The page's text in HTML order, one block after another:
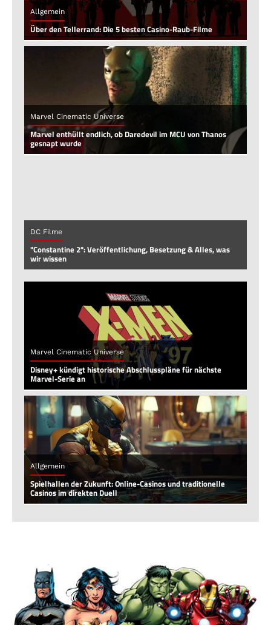
Allgemein
Über den Tellerrand: Die 5 besten Casino-Raub-Filme
Marvel Cinematic Universe
Marvel enthüllt endlich, ob Daredevil im MCU von Thanos
gesnapt wurde
DC Filme
"Constantine 2": Veröffentlichung, Besetzung & Alles, was
wir wissen
Marvel Cinematic Universe
Disney+ kündigt historische Abschlusspläne für nächste
Marvel-Serie an
Allgemein
Spielhallen der Zukunft: Online-Casinos und traditionelle
Casinos im direkten Duell